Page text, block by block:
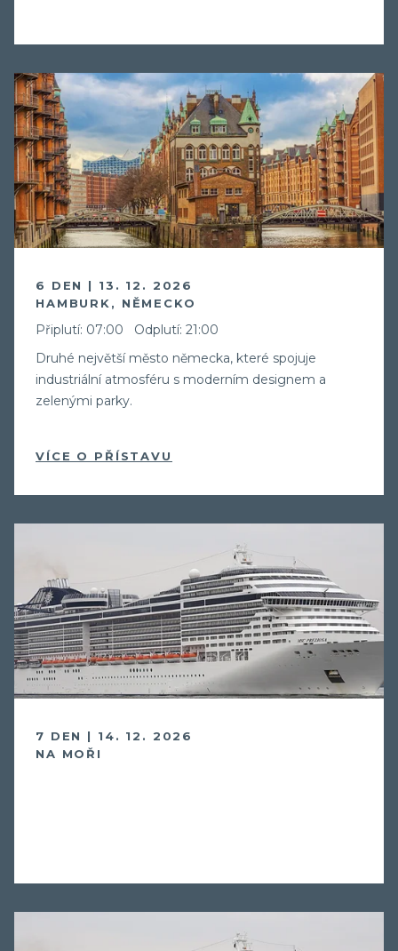
6 DEN | 13. 12. 2026
HAMBURK, NĚMECKO
Připlutí: 07:00 Odplutí: 21:00
Druhé největší město německa, které spojuje
industriální atmosféru s moderním designem a
zelenými parky.
VÍCE O PŘÍSTAVU
7 DEN | 14. 12. 2026
NA MOŘI